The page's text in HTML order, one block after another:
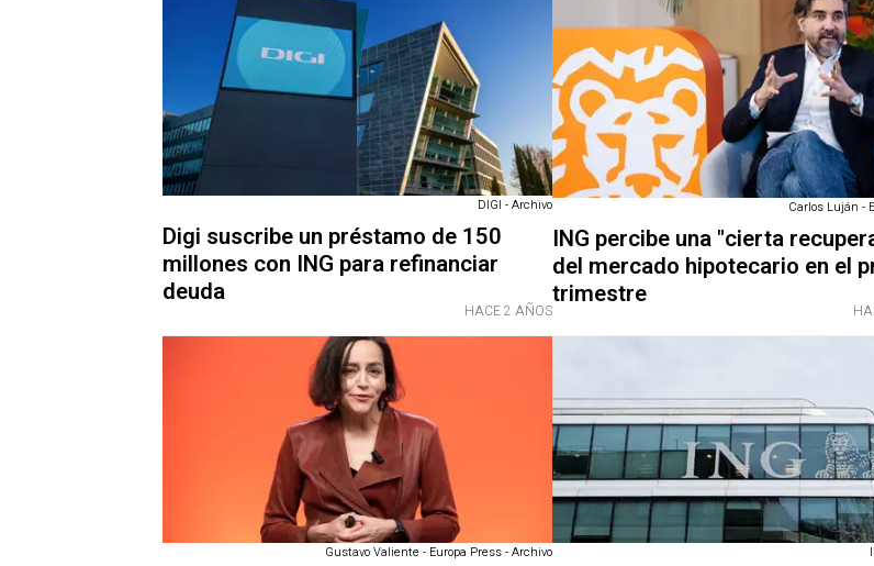
DIGI - Archivo
Digi suscribe un préstamo de 150
millones con ING para refinanciar
deuda
HACE 2 AÑOS
Carlos Luján -
ING percibe una "cierta
del mercado hipotecario en el
trimestre
Gustavo Valiente - Europa Press - Archivo